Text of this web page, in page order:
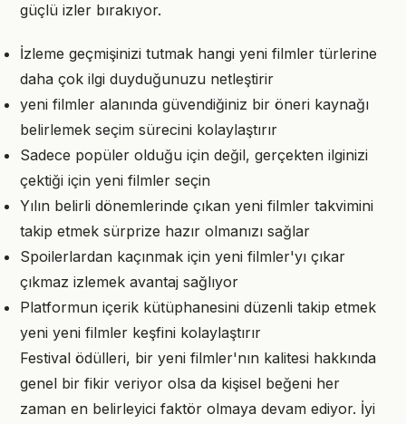
güçlü izler bırakıyor.
İzleme geçmişinizi tutmak hangi yeni filmler türlerine
daha çok ilgi duyduğunuzu netleştirir
yeni filmler alanında güvendiğiniz bir öneri kaynağı
belirlemek seçim sürecini kolaylaştırır
Sadece popüler olduğu için değil, gerçekten ilginizi
çektiği için yeni filmler seçin
Yılın belirli dönemlerinde çıkan yeni filmler takvimini
takip etmek sürprize hazır olmanızı sağlar
Spoilerlardan kaçınmak için yeni filmler'yı çıkar
çıkmaz izlemek avantaj sağlıyor
Platformun içerik kütüphanesini düzenli takip etmek
yeni yeni filmler keşfini kolaylaştırır
Festival ödülleri, bir yeni filmler'nın kalitesi hakkında
genel bir fikir veriyor olsa da kişisel beğeni her
zaman en belirleyici faktör olmaya devam ediyor. İyi